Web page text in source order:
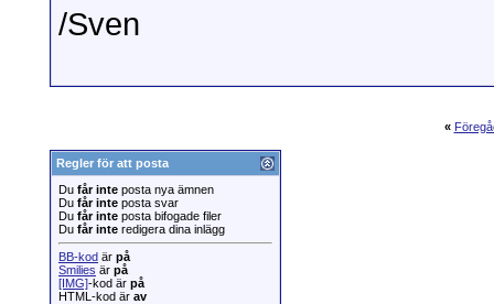
/Sven
«
Regler för att posta
Du får inte posta nya ämnen
Du får inte posta svar
Du får inte posta bifogade filer
Du får inte redigera dina inlägg
BB-kod är på
Smilies är på
[IMG]-kod är på
HTML-kod är av